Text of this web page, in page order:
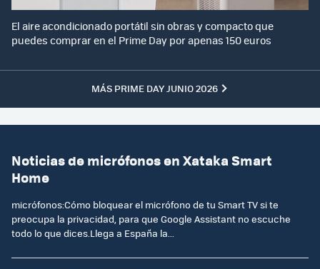
El aire acondicionado portátil sin obras y compacto que
puedes comprar en el Prime Day por apenas 150 euros
MÁS PRIME DAY JUNIO 2026
Noticias de micrófonos en Xataka Smart
Home
micrófonos:Cómo bloquear el micrófono de tu Smart TV si te
preocupa la privacidad, para que Google Assistant no escuche
todo lo que dices.Llega a España la...